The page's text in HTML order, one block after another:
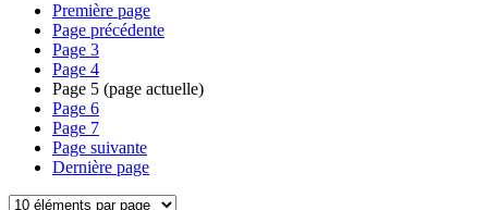
Première page
Page précédente
Page 3
Page 4
Page 5 (page actuelle)
Page 6
Page 7
Page suivante
Dernière page